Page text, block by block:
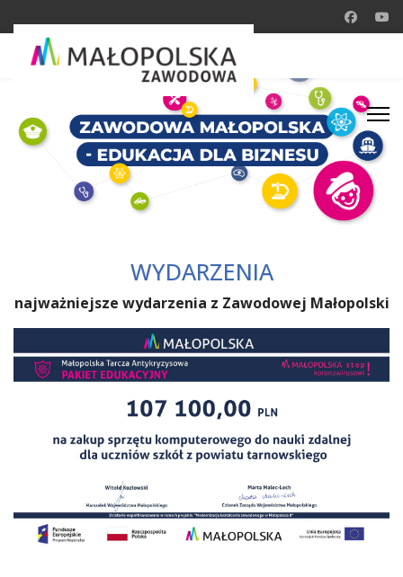
WYDARZENIA
najważniejsze wydarzenia z Zawodowej Małopolski
Previous